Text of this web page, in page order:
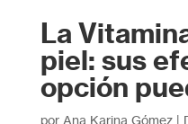
La
piel: sus
opción
por Ana Karina Gómez|